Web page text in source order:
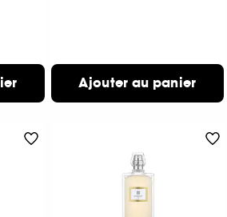
Ajouter au panier